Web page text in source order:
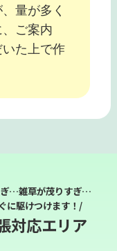
量が多く
ご案内
た上で作
ぎ…雑草が茂りすぎ…
に駆けつけます！/
対応エリア